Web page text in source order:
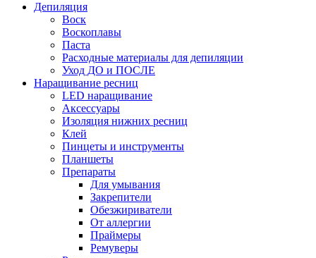
Депиляция
Воск
Воскоплавы
Паста
Расходные материалы для депиляции
Уход ДО и ПОСЛЕ
Наращивание ресниц
LED наращивание
Аксессуары
Изоляция нижних ресниц
Клей
Пинцеты и инструменты
Планшеты
Препараты
Для умывания
Закрепители
Обезжириватели
От аллергии
Праймеры
Ремуверы